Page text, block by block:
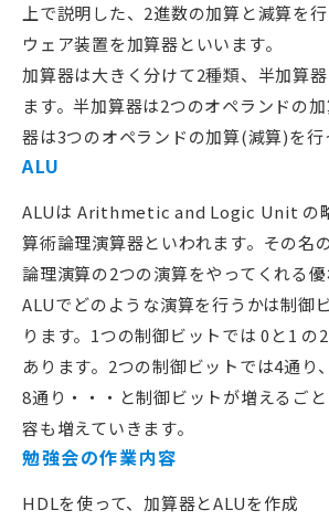
上で説明した、2進数の加算と減算を
ウェア装置を加算器といいます。
加算器は大きく分けて2種類、半加算
ます。半加算器は2つのオペランドの
器は3つのオペランドの加算(減算)を行
ALU
ALUは Arithmetic and Logic Unit の
算術論理演算器といわれます。その名
論理演算の2つの演算をやってくれる
ALUでどのような演算を行うかは制御
ります。1つの制御ビットでは 0と1 の
あります。2つの制御ビットでは4通り
8通り・・・と制御ビットが増えるご
容も増えていきます。
勉強会の作業内容
HDLを使って、加算器とALUを作成